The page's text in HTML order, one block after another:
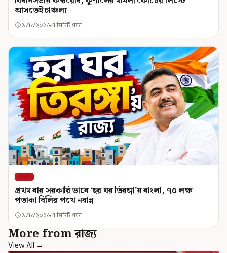
আসতেই চাঞ্চল্য
৬/৮/২০২৬ 1 মিনিট পড়া
রাজ্য
প্রথম বার সরকারি ভাবে ‘হর ঘর তিরঙ্গা’য় বাংলা, ৭০ লক্ষ
পতাকা বিলির পথে নবান্ন
৬/৮/২০২৬ 1 মিনিট পড়া
More from রাজ্য
View All →